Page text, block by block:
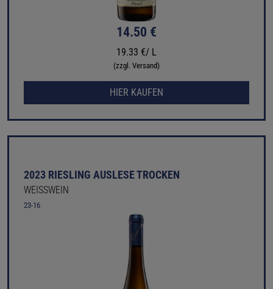
14.50 €
19.33 €/ L
(zzgl. Versand)
HIER KAUFEN
2023 RIESLING AUSLESE TROCKEN
WEISSWEIN
23-16